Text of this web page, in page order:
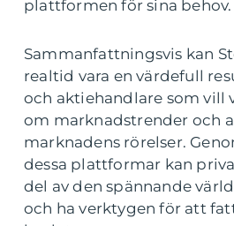
plattformen för sina behov.
Sammanfattningsvis kan
realtid vara en värdefull
och aktiehandlare som vill
om marknadstrender och
marknadens rörelser.
dessa plattformar kan
del av den spännande
och ha verktygen för att